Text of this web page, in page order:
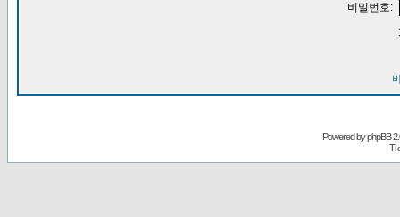
비밀번호:
Powered byphpBB